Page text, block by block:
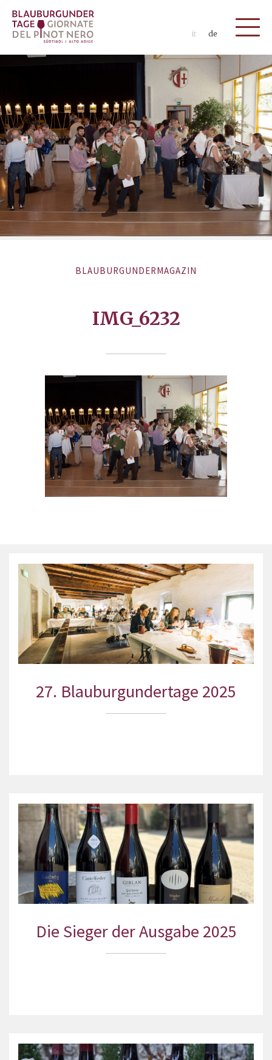
it de
BLAUBURGUNDERMAGAZIN
IMG_6232
27. Blauburgundertage 2025
Die Sieger der Ausgabe 2025